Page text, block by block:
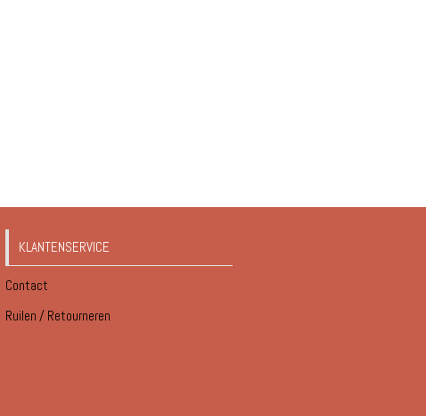
KLANTENSERVICE
Contact
Ruilen / Retourneren